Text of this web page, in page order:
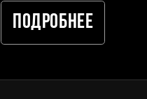
Подробнее